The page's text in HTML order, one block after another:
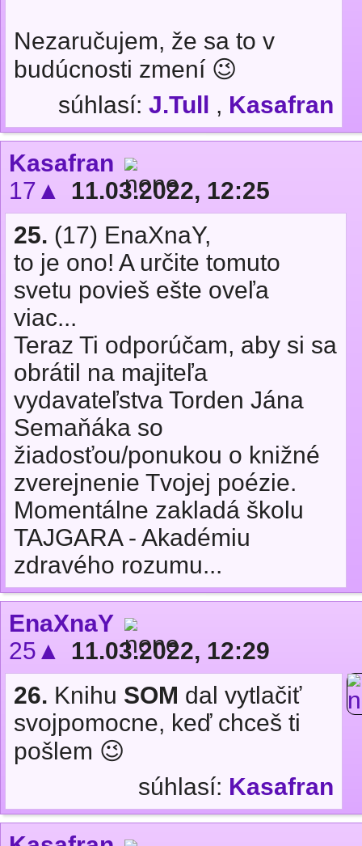
Nezaručujem, že sa to v
budúcnosti zmení 😉
súhlasí: J.Tull , Kasafran
Kasafran
17▲
11.03.2022, 12:25
25. (17) EnaXnaY,
to je ono! A určite tomuto
svetu povieš ešte oveľa
viac...
Teraz Ti odporúčam, aby si sa
obrátil na majiteľa
vydavateľstva Torden Jána
Semaňáka so
žiadosťou/ponukou o knižné
zverejnenie Tvojej poézie.
Momentálne zakladá školu
TAJGARA - Akadémiu
zdravého rozumu...
EnaXnaY
25▲
11.03.2022, 12:29
26. Knihu SOM dal vytlačiť
svojpomocne, keď chceš ti
pošlem 😉
súhlasí: Kasafran